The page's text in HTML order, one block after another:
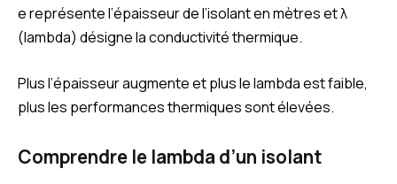
e représente l’épaisseur de l’isolant en mètres et λ
(lambda) désigne la conductivité thermique.
Plus l’épaisseur augmente et plus le lambda est faible,
plus les performances thermiques sont élevées.
Comprendre le lambda d’un isolant